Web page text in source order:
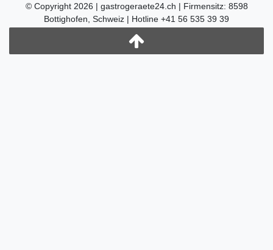
© Copyright 2026 | gastrogeraete24.ch | Firmensitz: 8598
Bottighofen, Schweiz | Hotline +41 56 535 39 39